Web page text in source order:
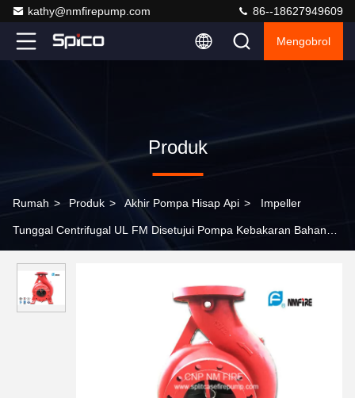
kathy@nmfirepump.com 86--18627949609
Mengobrol
Produk
Rumah > Produk > Akhir Pompa Hisap Api > Impeller
Tunggal Centrifugal UL FM Disetujui Pompa Kebakaran Bahan